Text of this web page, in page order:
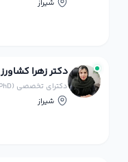
شیراز
دکتر زهرا کشاورز
دکترای تخصصی (PhD) روانشناسی بالینی
شیراز